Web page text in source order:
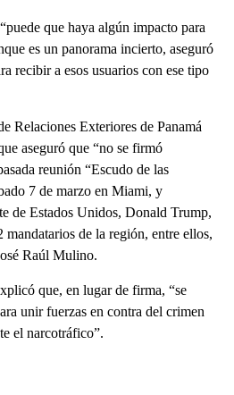
que haya algún impacto para
es un panorama incierto, aseguró
recibir a esos usuarios con ese tipo
Relaciones Exteriores de Panamá
aseguró que “no se firmó
reunión “Escudo de las
7 de marzo en Miami, y
de Estados Unidos, Donald Trump,
mandatarios de la región, entre ellos,
Raúl Mulino.
que, en lugar de firma, “se
unir fuerzas en contra del crimen
el narcotráfico”.